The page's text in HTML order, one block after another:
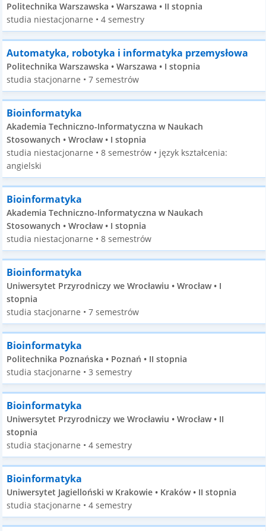
Politechnika Warszawska • Warszawa • II stopnia
studia niestacjonarne • 4 semestry
Automatyka, robotyka i informatyka przemysłowa
Politechnika Warszawska • Warszawa • I stopnia
studia stacjonarne • 7 semestrów
Bioinformatyka
Akademia Techniczno-Informatyczna w Naukach
Stosowanych • Wrocław • I stopnia
studia niestacjonarne • 8 semestrów • język kształcenia:
angielski
Bioinformatyka
Akademia Techniczno-Informatyczna w Naukach
Stosowanych • Wrocław • I stopnia
studia niestacjonarne • 8 semestrów
Bioinformatyka
Uniwersytet Przyrodniczy we Wrocławiu • Wrocław • I
stopnia
studia stacjonarne • 7 semestrów
Bioinformatyka
Politechnika Poznańska • Poznań • II stopnia
studia stacjonarne • 3 semestry
Bioinformatyka
Uniwersytet Przyrodniczy we Wrocławiu • Wrocław • II
stopnia
studia stacjonarne • 4 semestry
Bioinformatyka
Uniwersytet Jagielloński w Krakowie • Kraków • II stopnia
studia stacjonarne • 4 semestry